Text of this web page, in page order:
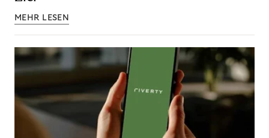
MEHR LESEN